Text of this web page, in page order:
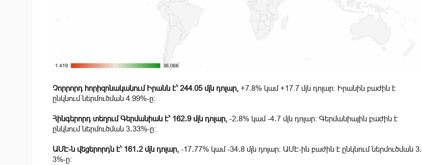
Չորրորդ հորիզոնականում Իրանն է՝ 244.05 մլն դոլար, +7.8% կամ +17.7 մլն դոլար։ Իրանին բաժին է
ընկնում ներմուծման 4.99%-ը։
Հինգերորդ տեղում Գերմանիան է՝ 162․9 մլն դոլար, -2․8% կամ-4․7 մլն դոլար։ Գերմանիային բաժին է
ընկնում ներմուծման 3․33%-ը։
ԱՄԷ-ն վեցերորդն է՝ 161․2 մլն դոլար, -17․77% կամ-34․8 մլն դոլար։ ԱՄԷ-ին բաժին է ընկնում ներմուծման 3․
3%-ը։